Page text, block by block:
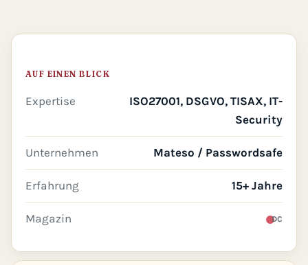
AUF EINEN BLICK
Expertise
ISO27001, DSGVO, TISAX, IT-
Security
Unternehmen Mateso / Passwordsafe
Erfahrung 15+ Jahre
Magazin DC